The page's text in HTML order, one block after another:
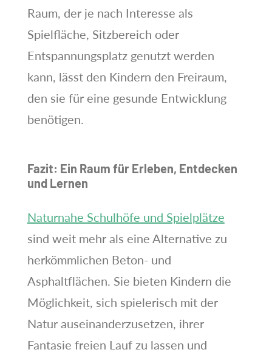
Raum, der je nach Interesse als
Spielfläche, Sitzbereich oder
Entspannungsplatz genutzt werden
kann, lässt den Kindern den Freiraum,
den sie für eine gesunde Entwicklung
benötigen.
Fazit: Ein Raum für Erleben, Entdecken
und Lernen
Naturnahe Schulhöfe und Spielplätze
sind weit mehr als eine Alternative zu
herkömmlichen Beton- und
Asphaltflächen. Sie bieten Kindern die
Möglichkeit, sich spielerisch mit der
Natur auseinanderzusetzen, ihrer
Fantasie freien Lauf zu lassen und